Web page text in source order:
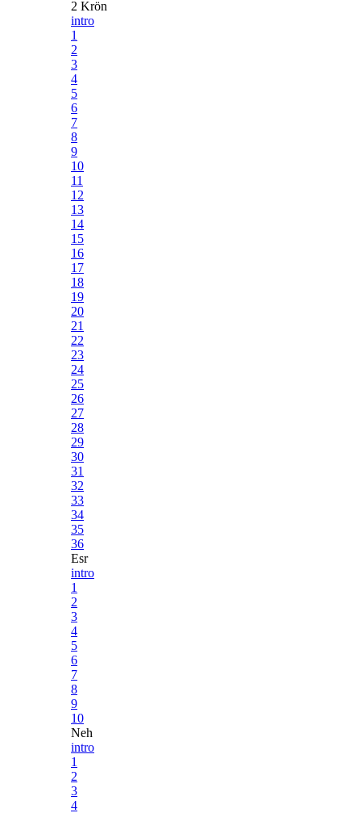
2 Krön
intro
1
2
3
4
5
6
7
8
9
10
11
12
13
14
15
16
17
18
19
20
21
22
23
24
25
26
27
28
29
30
31
32
33
34
35
36
Esr
intro
1
2
3
4
5
6
7
8
9
10
Neh
intro
1
2
3
4